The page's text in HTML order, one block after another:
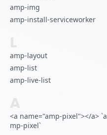
amp-img
amp-install-serviceworker
L
amp-layout
amp-list
amp-live-list
A
<a name="amp-pixel"></a> `a
mp-pixel`